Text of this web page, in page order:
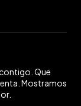
Que
Mostramos